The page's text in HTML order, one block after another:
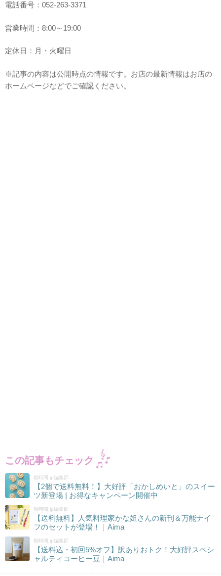
電話番号：052-263-3371
営業時間：8:00～19:00
定休日：月・火曜日
※記事の内容は公開時点の情報です。お店の最新情報はお店の
ホームページなどでご確認ください。
この記事もチェック
朝時間.jp編集部
【2個で送料無料！】大好評「おかしめいと」のスイー
ツ新登場 | お得なキャンペーン開催中
朝時間.jp編集部
【送料無料】人気料理家かな姐さんの新刊＆万能ナイ
フのセットが登場！｜Aima
朝時間.jp編集部
【送料込・初回5%オフ】訳ありおトク！大好評スペシ
ャルティコーヒー豆｜Aima